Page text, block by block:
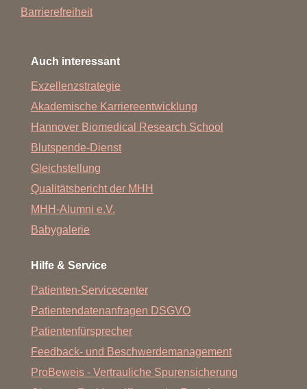
Barrierefreiheit
Auch interessant
Exzellenzstrategie
Akademische Karriereentwicklung
Hannover Biomedical Research School
Blutspende-Dienst
Gleichstellung
Qualitätsbericht der MHH
MHH-Alumni e.V.
Babygalerie
Hilfe & Service
Patienten-Servicecenter
Patientendatenanfragen DSGVO
Patientenfürsprecher
Feedback- und Beschwerdemanagement
ProBeweis - Vertrauliche Spurensicherung